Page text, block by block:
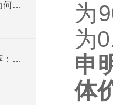
铝屑屑饼机生产厂家推荐：为何恩派特成为金属回收行业的“隐形优选”？
钢渣压饼机生产厂家深度推荐：为何恩派特成为高净值产线的优选
为
为
申
体